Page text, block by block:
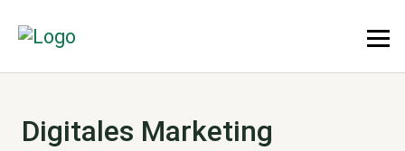
Digitales Marketing